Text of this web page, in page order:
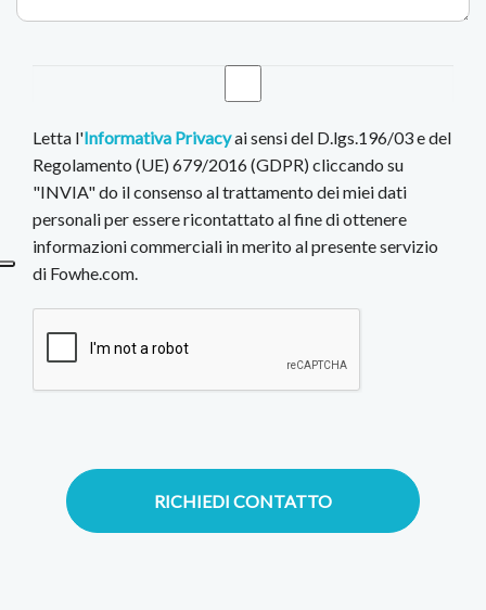
Letta l'Informativa Privacyai sensi del D.lgs.196/03 e del
Regolamento (UE) 679/2016 (GDPR) cliccando su
"INVIA" do il consenso al trattamento dei miei dati
personali per essere ricontattato al fine di ottenere
informazioni commerciali in merito al presente servizio
di Fowhe.com.
RICHIEDI CONTATTO